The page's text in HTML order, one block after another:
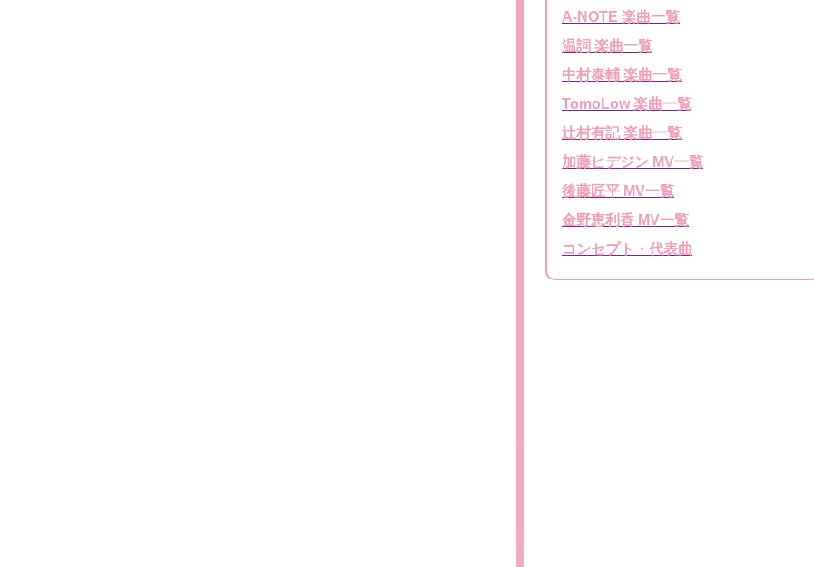
A-NOTE 楽曲一覧
温詞 楽曲一覧
中村泰輔 楽曲一覧
TomoLow 楽曲一覧
辻村有記 楽曲一覧
加藤ヒデジン MV一覧
後藤匠平 MV一覧
金野恵利香 MV一覧
コンセプト・代表曲